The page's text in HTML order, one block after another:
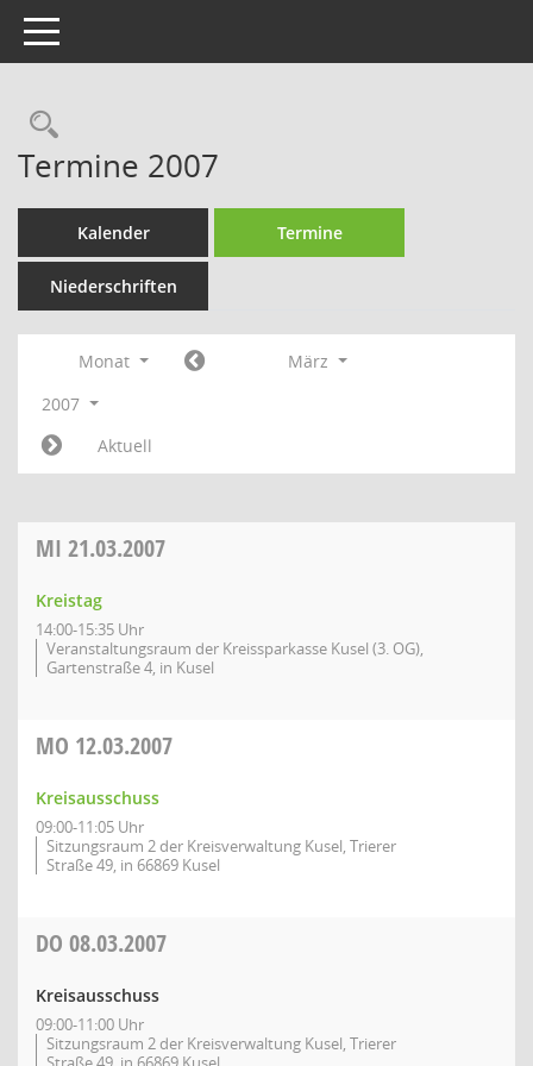
Toggle navigation
Rechercheauswahl
Termine 2007
Kalender Termine
Niederschriften
Monat
März
2007
Aktuell
MI 21.03.2007
Kreistag
14:00-15:35 Uhr
Veranstaltungsraum der Kreissparkasse Kusel (3. OG),
Gartenstraße 4, in Kusel
MO 12.03.2007
Kreisausschuss
09:00-11:05 Uhr
Sitzungsraum 2 der Kreisverwaltung Kusel, Trierer
Straße 49, in 66869 Kusel
DO 08.03.2007
Kreisausschuss
09:00-11:00 Uhr
Sitzungsraum 2 der Kreisverwaltung Kusel, Trierer